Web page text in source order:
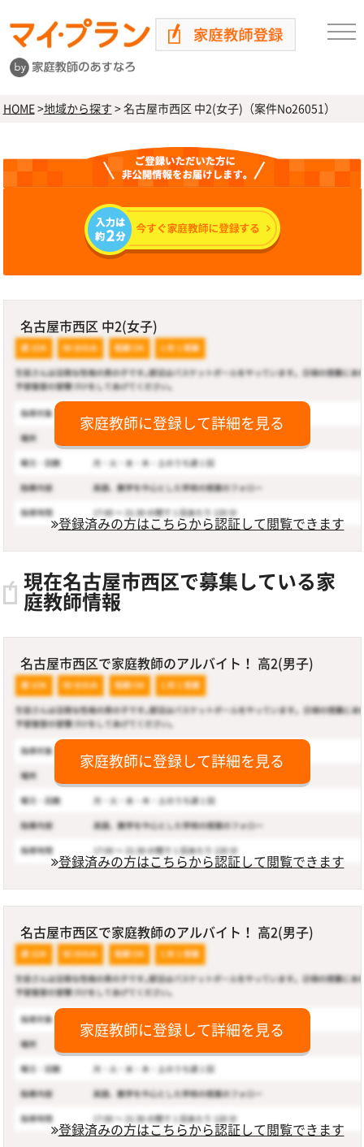
HOME>地域から探す >名古屋市西区 中2(女子)（案件No26051）
名古屋市西区 中2(女子)
家庭教師に登録して詳細を見る
登録済みの方はこちらから認証して閲覧できます
現在名古屋市西区で募集している家
庭教師情報
名古屋市西区で家庭教師のアルバイト！ 高2(男子)
家庭教師に登録して詳細を見る
登録済みの方はこちらから認証して閲覧できます
名古屋市西区で家庭教師のアルバイト！ 高2(男子)
家庭教師に登録して詳細を見る
登録済みの方はこちらから認証して閲覧できます